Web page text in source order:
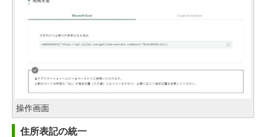
操作画面
住所表記の統一